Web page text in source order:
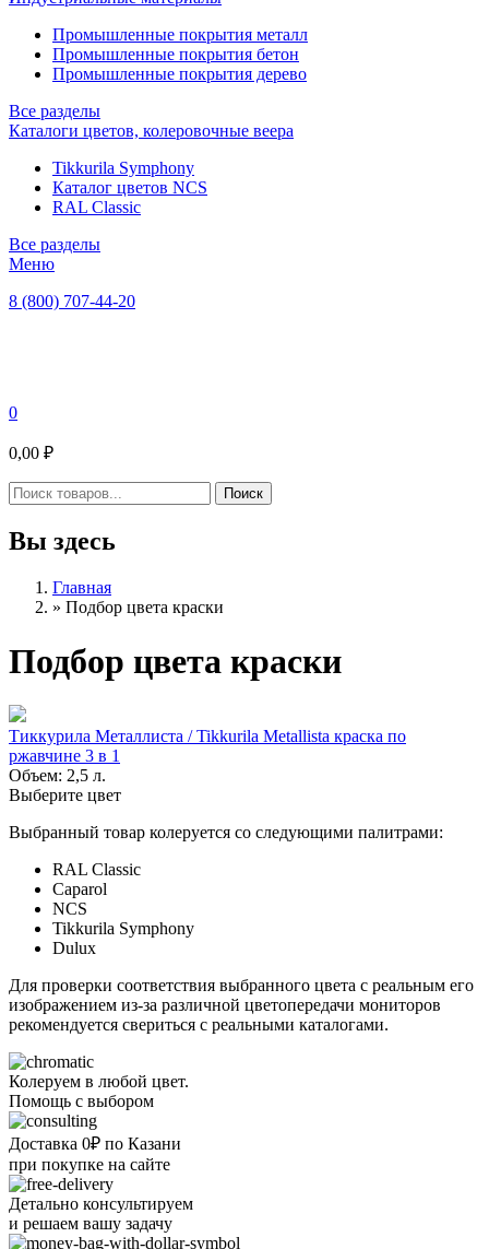
Промышленные покрытия металл
Промышленные покрытия бетон
Промышленные покрытия дерево
Все разделы
Каталоги цветов, колеровочные веера
Tikkurila Symphony
Каталог цветов NCS
RAL Classic
Все разделы
Меню
8 (800) 707-44-20
0
0,00 ₽
Вы здесь
Главная
» Подбор цвета краски
Подбор цвета краски
Тиккурила Металлиста / Tikkurila Metallista краска по
ржавчине 3 в 1
Объем: 2,5 л.
Выберите цвет
Выбранный товар колеруется со следующими палитрами:
RAL Classic
Caparol
NCS
Tikkurila Symphony
Dulux
Для проверки соответствия выбранного цвета с реальным его
изображением из-за различной цветопередачи мониторов
рекомендуется свериться с реальными каталогами.
Колеруем в любой цвет.
Помощь с выбором
Доставка 0₽ по Казани
при покупке на сайте
Детально консультируем
и решаем вашу задачу